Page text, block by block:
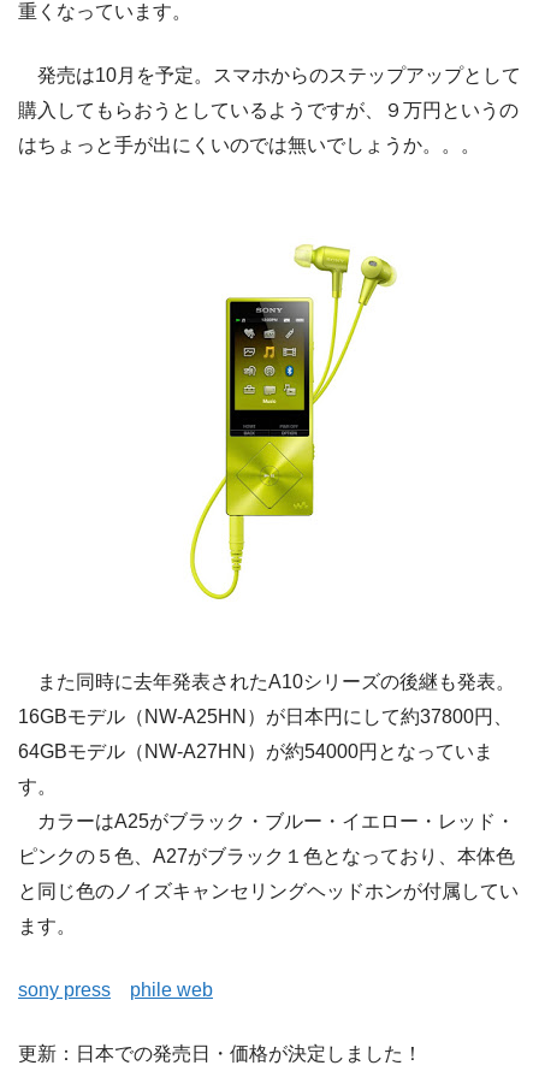
重くなっています。
発売は10月を予定。スマホからのステップアップとして
購入してもらおうとしているようですが、９万円というの
はちょっと手が出にくいのでは無いでしょうか。。。
また同時に去年発表されたA10シリーズの後継も発表。
16GBモデル（NW-A25HN）が日本円にして約37800円、
64GBモデル（NW-A27HN）が約54000円となっていま
す。
カラーはA25がブラック・ブルー・イエロー・レッド・
ピンクの５色、A27がブラック１色となっており、本体色
と同じ色のノイズキャンセリングヘッドホンが付属してい
ます。
sony press phile web
更新：日本での発売日・価格が決定しました！